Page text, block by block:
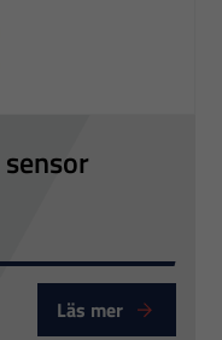
Läs mer